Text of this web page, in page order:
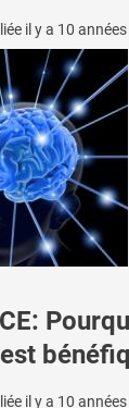
il y a 10
il y a 10